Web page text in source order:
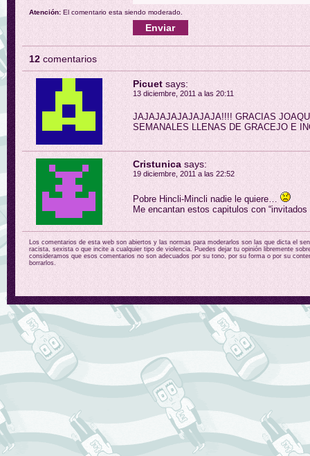
Atención: El comentario esta siendo moderado.
12 comentarios
Picuet says:
13 diciembre, 2011 a las 20:11
JAJAJAJAJAJAJAJA!!!! GRACIAS
SEMANALES LLENAS DE GRACEJO E
Cristunica says:
19 diciembre, 2011 a las 22:52
Pobre Hincli-Mincli nadie le quiere…
Me encantan estos capitulos con
Los comentarios de esta web son abiertos y las normas para moderarlos son las que dicta el
racista, sexista o que incite a cualquier tipo de violencia. Puedes dejar tu opinión libremente
consideramos que esos comentarios no son adecuados por su tono, por su forma o por su
borrarlos.